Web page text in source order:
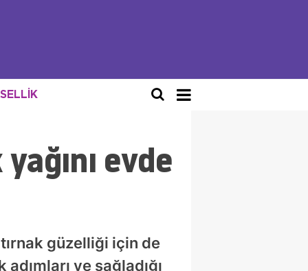
evde
güzelliği için de
ve sağladığı